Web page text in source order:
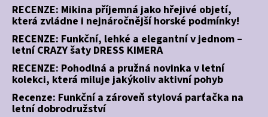
RECENZE: Mikina příjemná jako hřejivé objetí,
která zvládne i nejnáročnější horské podmínky!
RECENZE: Funkční, lehké a elegantní v jednom –
letní CRAZY šaty DRESS KIMERA
RECENZE: Pohodlná a pružná novinka v letní
kolekci, která miluje jakýkoliv aktivní pohyb
Recenze: Funkční a zároveň stylová parťačka na
letní dobrodružství